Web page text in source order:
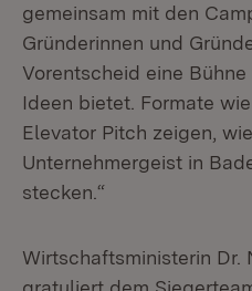
gemeinsam mit den
Gründerinnen und
Vorentscheid eine
Ideen bietet. Formate
Elevator Pitch zeigen,
Unternehmergeist in
stecken.“
Wirtschaftsministerin